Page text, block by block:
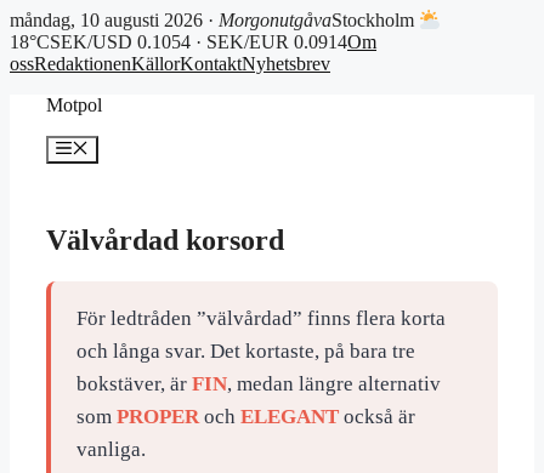
måndag, 10 augusti 2026 · MorgonutgåvaStockholm
18°CSEK/USD 0.1054 · SEK/EUR 0.0914Om
ossRedaktionenKällorKontaktNyhetsbrev
Motpol
Meny
Välvårdad korsord
För ledtråden ”välvårdad” finns flera korta
och långa svar. Det kortaste, på bara tre
bokstäver, är FIN, medan längre alternativ
som PROPERoch ELEGANTockså är
vanliga.